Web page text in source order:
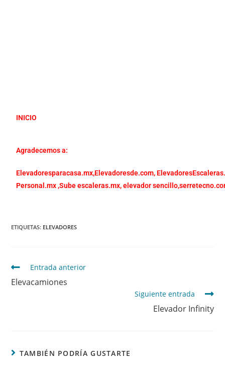
INICIO
Agradecemos a:
Elevadoresparacasa.mx,Elevadoresde.com,
Personal.mx ,Sube escaleras.mx,elevador sencillo,
ETIQUETAS: ELEVADORES
Entrada anterior
Elevacamiones
Siguiente entrada
Elevador Infinity
TAMBIÉN PODRÍA GUSTARTE